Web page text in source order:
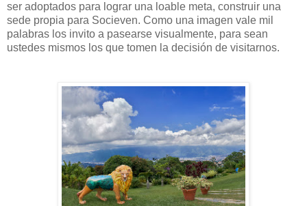
ser adoptados para lograr una loable meta, construir una
sede propia para Socieven. Como una imagen vale mil
palabras los invito a pasearse visualmente, para sean
ustedes mismos los que tomen la decisión de visitarnos.